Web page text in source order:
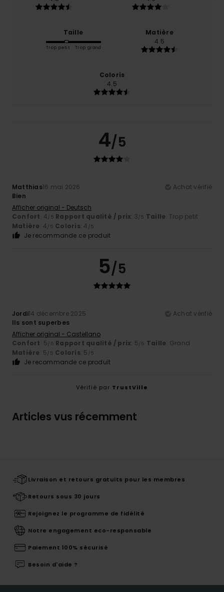
Taille
Trop petit Trop grand
Matière
4.5
Coloris
4.5
4/5
Matthias16 mai 2026
Achat vérifié
Bien
Afficher original - Deutsch
Confort: 4/5 Rapport qualité / prix: 3/5 Taille: Trop petit
Matière: 4/5 Coloris: 4 /5
Je recommande ce produit
5/5
Jordi14 décembre 2025
Achat vérifié
Ils sont superbes
Afficher original - Castellano
Confort: 5/5 Rapport qualité / prix: 5/5 Taille: Grand
Matière: 5/5 Coloris: 5 /5
Je recommande ce produit
Vérifié par TrustVille
Articles vus récemment
Livraison et retours gratuits pour les membres
Retours sous 30 jours
Rejoignez le programme de fidélité
Notre engagement eco-responsable
Paiement 100% sécurisé
Besoin d'aide ?